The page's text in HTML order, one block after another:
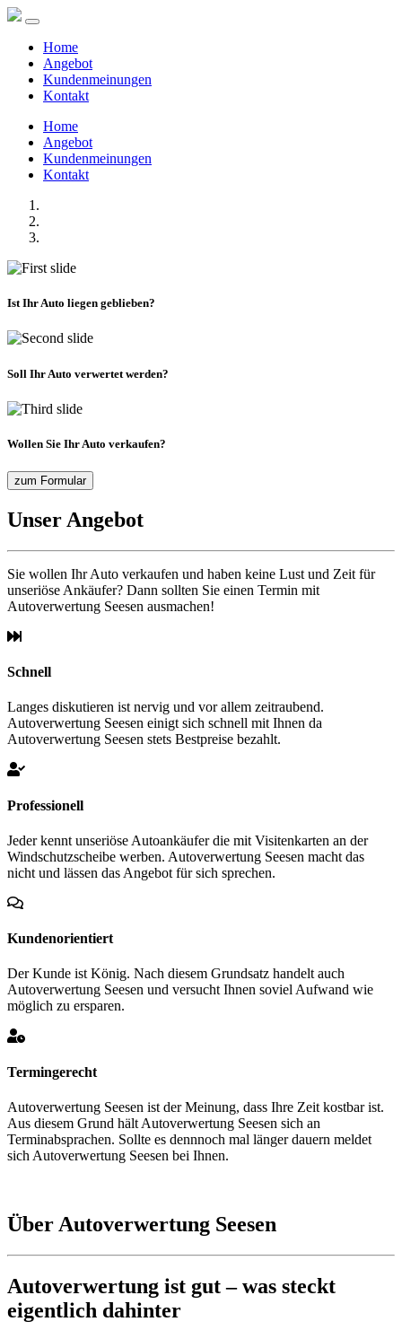
Home
Angebot
Kundenmeinungen
Kontakt
Home
Angebot
Kundenmeinungen
Kontakt
Ist Ihr Auto liegen geblieben?
Soll Ihr Auto verwertet werden?
Wollen Sie Ihr Auto verkaufen?
zum Formular
Unser Angebot
Sie wollen Ihr Auto verkaufen und haben keine Lust und Zeit für
unseriöse Ankäufer? Dann sollten Sie einen Termin mit
Autoverwertung Seesen ausmachen!
Schnell
Langes diskutieren ist nervig und vor allem zeitraubend.
Autoverwertung Seesen einigt sich schnell mit Ihnen da
Autoverwertung Seesen stets Bestpreise bezahlt.
Professionell
Jeder kennt unseriöse Autoankäufer die mit Visitenkarten an der
Windschutzscheibe werben. Autoverwertung Seesen macht das
nicht und lässen das Angebot für sich sprechen.
Kundenorientiert
Der Kunde ist König. Nach diesem Grundsatz handelt auch
Autoverwertung Seesen und versucht Ihnen soviel Aufwand wie
möglich zu ersparen.
Termingerecht
Autoverwertung Seesen ist der Meinung, dass Ihre Zeit kostbar ist.
Aus diesem Grund hält Autoverwertung Seesen sich an
Terminabsprachen. Sollte es dennnoch mal länger dauern meldet
sich Autoverwertung Seesen bei Ihnen.
Über Autoverwertung Seesen
Autoverwertung ist gut – was steckt
eigentlich dahinter